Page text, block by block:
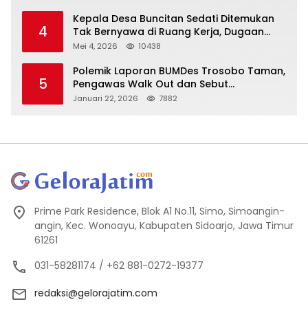
4
Kepala Desa Buncitan Sedati Ditemukan
Tak Bernyawa di Ruang Kerja, Dugaan
Bunuh Diri Menguat
Mei 4, 2026 10438
5
Polemik Laporan BUMDes Trosobo Taman,
Pengawas Walk Out dan Sebut
Kejanggalan
Januari 22, 2026 7882
Prime Park Residence, Blok A1 No.11, Simo, Simoangin-
angin, Kec. Wonoayu, Kabupaten Sidoarjo, Jawa Timur
61261
031-58281174 / +62 881-0272-19377
redaksi@gelorajatim.com